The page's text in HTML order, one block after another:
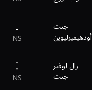
--
NS
جنت
أودهيفيرليوين
--
NS
رال لوفير
جنت